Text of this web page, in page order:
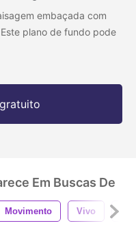
embaçada com
plano de fundo pode
Em Buscas De
Movimento Vivo